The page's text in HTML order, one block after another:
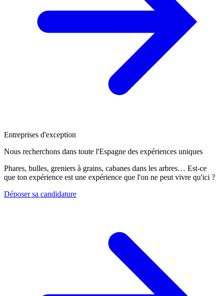
Entreprises d'exception
Nous recherchons dans toute l'Espagne des expériences uniques
Phares, bulles, greniers à grains, cabanes dans les arbres… Est-ce
que ton expérience est une expérience que l'on ne peut vivre qu'ici ?
Déposer sa candidature